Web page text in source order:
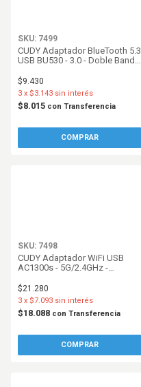
SKU: 7499
CUDY Adaptador BlueTooth 5.3
USB BU530 - 3.0 - Doble Banda
$9.430
$8.015 con Transferencia
3 x $3.143 sin interés
SKU: 7498
CUDY Adaptador WiFi USB
AC1300s - 5G/2.4GHz -
$21.280
$18.088 con Transferencia
3 x $7.093 sin interés